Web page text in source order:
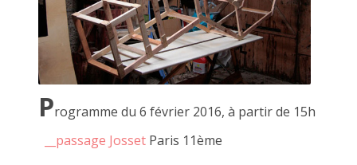
Programme du 6 février 2016, à partir de 15h
__passage Josset Paris 11ème